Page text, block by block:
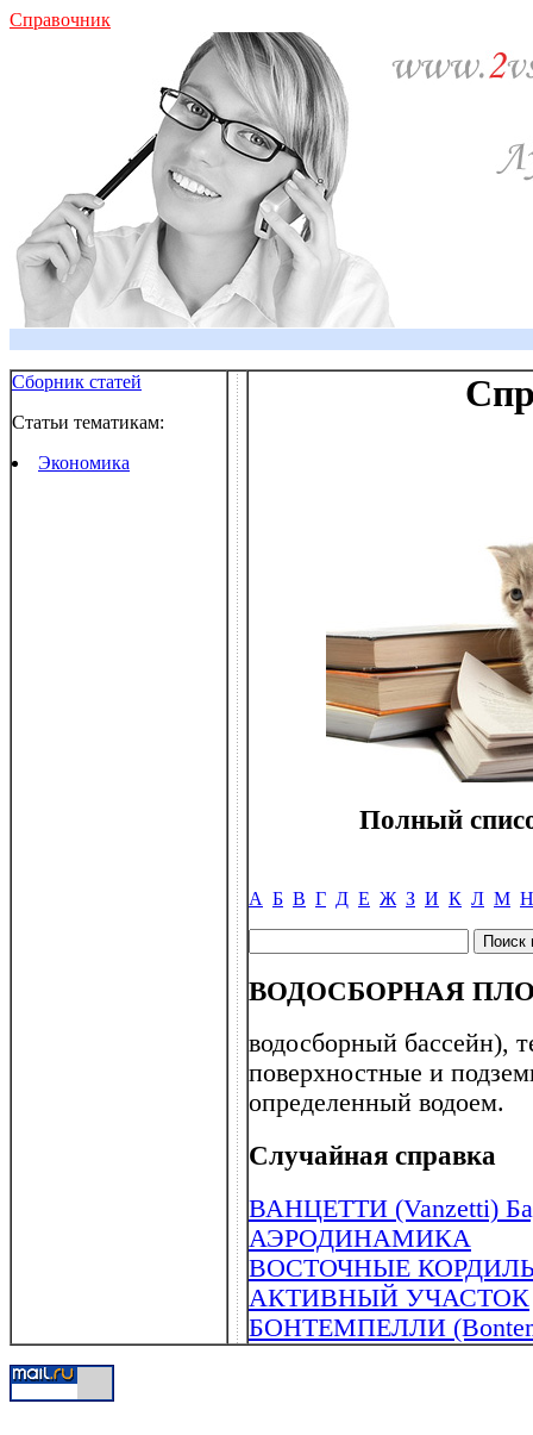
Справочник
Сборник статей
Статьи тематикам:
Экономика
Полный
А Б В Г Д Е Ж З И К Л М Н
ВОДОСБОРНАЯ
водосборный бассейн),
поверхностные и
определенный водоем.
Случайная справка
ВАНЦЕТТИ (Vanzetti)
АЭРОДИНАМИКА
ВОСТОЧНЫЕ
АКТИВНЫЙ УЧАСТОК
БОНТЕМПЕЛЛИ